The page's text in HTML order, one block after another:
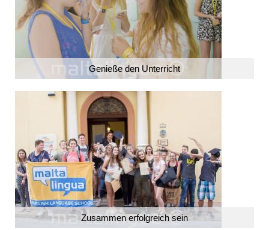
Genieße den Unterricht
Zusammen erfolgreich sein